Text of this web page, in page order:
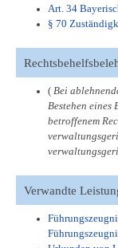
Art. 34
§ 70
( Bei
Bestehen
betroffenem
Verwandte